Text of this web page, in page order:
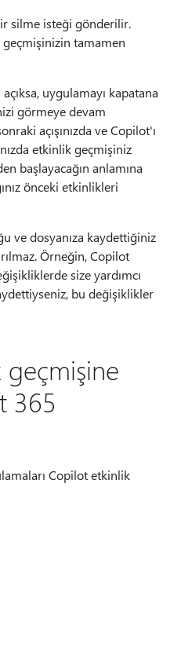
silme isteği gönderilir.
tamamen
uygulamayı kapatana
görmeye devam
açışınızda ve Copilot'ı
etkinlik geçmişiniz
başlayacağın anlamına
önceki etkinlikleri
ve dosyanıza kaydettiğiniz
Örneğin, Copilot
size yardımcı
bu değişiklikler
365
Copilot etkinlik